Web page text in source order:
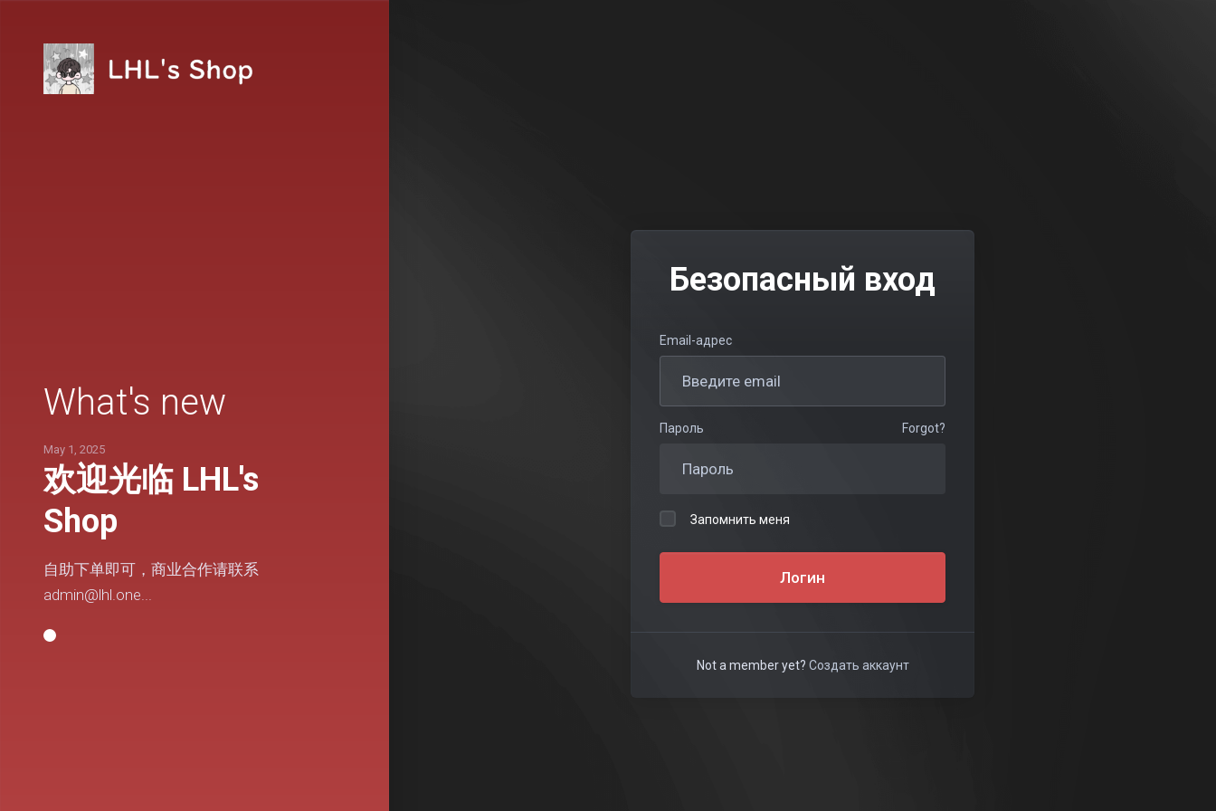
What's new
May 1, 2025
欢迎光临 LHL's
Shop
自助下单即可，商业合作请联系
admin@lhl.one...
Безопасный вход
Email-адрес
Пароль Forgot?
Запомнить меня
Логин
Not a member yet? Создать аккаунт